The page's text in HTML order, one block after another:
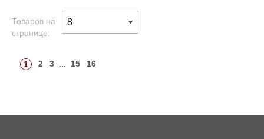
Товаров на
странице:
1 2 3 15 16